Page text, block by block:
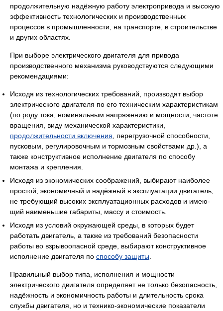
продолжительную надёжную работу электропривода и высокую
эффективность технологических и производственных
процессов в промышленности, на транспорте, в строительстве
и других областях.
При выборе электрического двигателя для привода
производственного механизма руководствуются следующими
рекомендациями:
Исходя из технологических требований, производят выбор
электрического двигателя по его техническим характеристикам
(по роду тока, номинальным напряжению и мощности, частоте
вращения, виду ме­ханической характеристики,
продолжительности включения , перегрузочной способности,
пусковым, регулировочным и тормозным свойствами др.), а
также конструктивное исполнение двигателя по способу
монтажа и крепления.
Исходя из экономических соображений, выбирают наиболее
простой, экономичный и надёжный в эксплуатации двигатель,
не требующий высоких эксплуатационных расходов и имею­
щий наименьшие габариты, массу и стоимость.
Исходя из условий окружающей среды, в которых будет
работать двигатель, а также из требований безопасности
работы во взрывоопасной среде, выбирают конструктивное
исполнение двигателя по способу защиты
Правильный выбор типа, исполнения и мощности
электрического двигателя определяет не только безопасность,
надёжность и экономичность работы и длительность срока
службы двигателя, но и технико-экономические показатели